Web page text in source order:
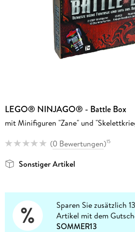
LEGO® NINJAGO® - Battle Box
mit Minifiguren "Zane" und
(0 Bewertungen)15
Sonstiger Artikel
Sparen Sie zusätzlich
Artikel mit dem
SOMMER13